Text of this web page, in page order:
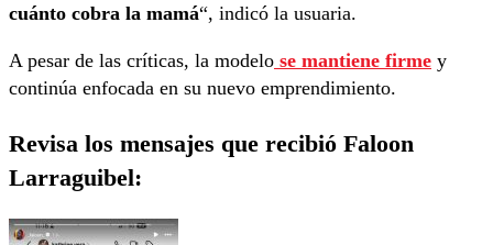
cuánto cobra la mamá“, indicó la usuaria.
A pesar de las críticas, la modelo se mantiene firme y
continúa enfocada en su nuevo emprendimiento.
Revisa los mensajes que recibió Faloon
Larraguibel: